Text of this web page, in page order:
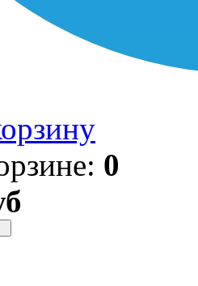
0